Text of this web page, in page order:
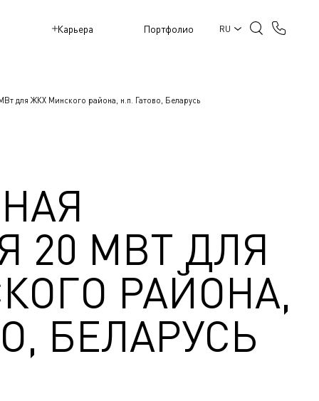
Карьера Портфолио RU
для ЖКХ Минского района, н.п. Гатово, Беларусь
20 МВТ ДЛЯ
РАЙОНА,
БЕЛАРУСЬ